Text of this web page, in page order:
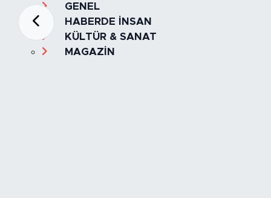
GENEL
HABERDE İNSAN
KÜLTÜR & SANAT
MAGAZİN